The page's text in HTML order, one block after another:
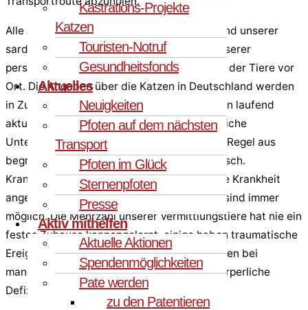
Kastrations-Projekte
Katzen
Touristen-Notruf
Gesundheitsfonds
Aktuelles
Neuigkeiten
Pfoten auf dem nächsten
Transport
Pfoten im Glück
Sternenpfoten
Presse
Aktiv mithelfen
Aktuelle Aktionen
Spendenmöglichkeiten
Pate werden
zu den Patentieren
Alle Angaben entsprechen dem Kenntnisstand unserer
sardischen Kollegen und Tierärzte sowie unserer
persönlichen Einschätzung bei der Sichtung der Tiere vor
Ort. Die Angaben über die Katzen in Deutschland werden
in Zusammenarbeit mit unseren Pflegestellen laufend
aktualisiert und neu bewertet. Eine tierärztliche
Untersuchung in Deutschland erfolgt in der Regel aus
begründetem Anlass, nicht jedoch automatisch.
Krankheiten sind nicht bekannt, sofern keine Krankheit
angegeben ist. Schlummernde Krankheiten sind immer
möglich. Die Mehrzahl unserer Vermittlungstiere hat nie ein
festes Zuhause kennengelernt, einige haben traumatische
Ereignisse durchlebt. Diese Prägungen können bei
manchen Tieren psychische Spuren oder körperliche
Defizite hinterlassen.